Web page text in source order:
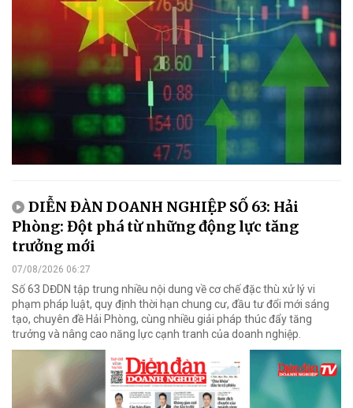
DIỄN ĐÀN DOANH NGHIỆP SỐ 63: Hải
Phòng: Đột phá từ những động lực tăng
trưởng mới
07/08/2026 06:27
Số 63 DĐDN tập trung nhiều nội dung về cơ chế đặc thù xử lý vi
phạm pháp luật, quy định thời hạn chung cư, đầu tư đổi mới sáng
tạo, chuyên đề Hải Phòng, cùng nhiều giải pháp thúc đẩy tăng
trưởng và nâng cao năng lực cạnh tranh của doanh nghiệp.